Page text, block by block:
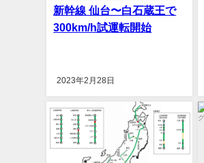
新幹線 仙台〜白石蔵王で
300km/h試運転開始
2023年2月28日